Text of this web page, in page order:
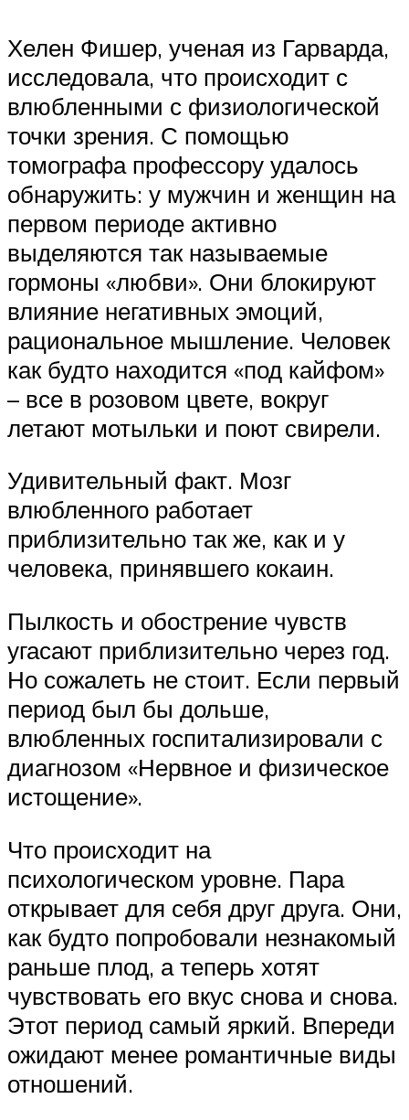
Хелен Фишер, ученая из Гарварда,
исследовала, что происходит с
влюбленными с физиологической
точки зрения. С помощью
томографа профессору удалось
обнаружить: у мужчин и женщин на
первом периоде активно
выделяются так называемые
гормоны «любви». Они блокируют
влияние негативных эмоций,
рациональное мышление. Человек
как будто находится «под кайфом»
– все в розовом цвете, вокруг
летают мотыльки и поют свирели.
Удивительный факт. Мозг
влюбленного работает
приблизительно так же, как и у
человека, принявшего кокаин.
Пылкость и обострение чувств
угасают приблизительно через год.
Но сожалеть не стоит. Если первый
период был бы дольше,
влюбленных госпитализировали с
диагнозом «Нервное и физическое
истощение».
Что происходит на
психологическом уровне. Пара
открывает для себя друг друга. Они,
как будто попробовали незнакомый
раньше плод, а теперь хотят
чувствовать его вкус снова и снова.
Этот период самый яркий. Впереди
ожидают менее романтичные виды
отношений.